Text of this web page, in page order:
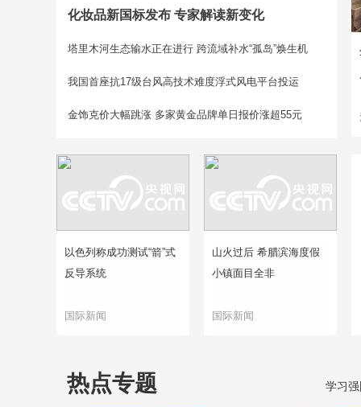
化妆品新国标发布 专家解读新变化
塔里木河生态输水正在进行 跨流域补水“孤岛”焕生机
我国首座抗17级台风高技术难度浮式风电平台投运
金饰克价大幅跳涨 多家黄金品牌单日报价涨超55元
以色列称成功测试“箭”式
反导系统
国际新闻
山火过后 希腊滨海度假
小镇面目全非
国际新闻
热点专题 学习